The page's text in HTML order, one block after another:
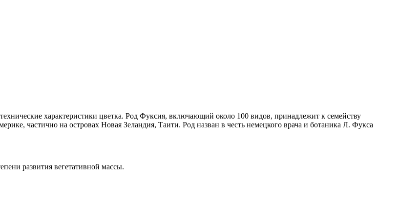
характеристики цветка. Род Фуксия, включающий около 100 видов, принадлежит к семейству
частично на островах Новая Зеландия, Таити. Род назван в честь немецкого врача и ботаника Л. Фукса
развития вегетативной массы.